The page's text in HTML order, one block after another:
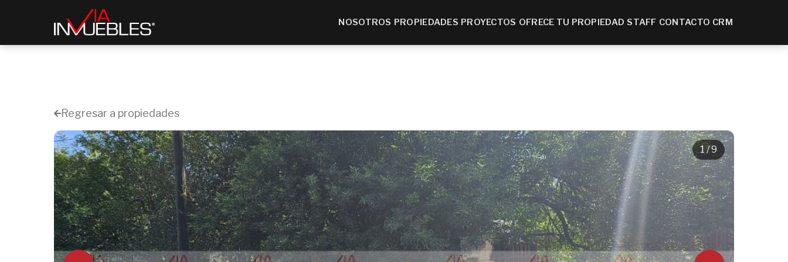
NOSOTROS PROPIEDADES PROYECTOS OFRECE TU PROPIEDAD STAFF CONTACTO CRM
Regresar a propiedades
1/ 9